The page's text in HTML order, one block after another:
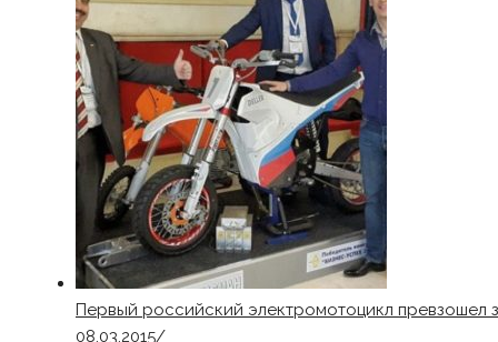
Первый российский электромотоцикл превзошел
08.03.2015/